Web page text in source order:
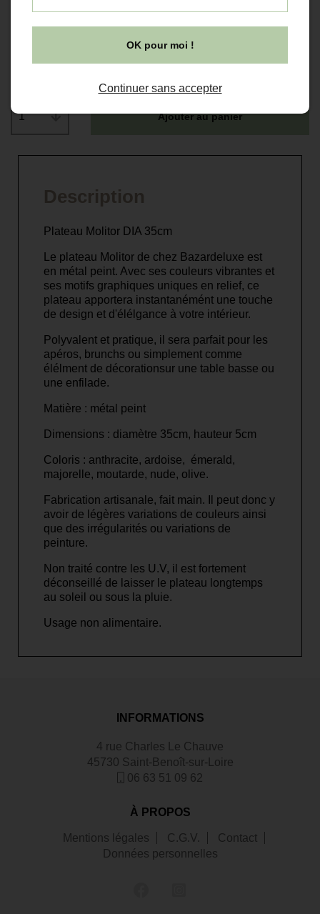
Couleur
1 Ajouter au panier
Description
Plateau Molitor DIA 35cm
Le plateau Molitor de chez Bazardeluxe est
en métal peint. Avec ses couleurs vibrantes et
ses motifs graphiques uniques en relief, ce
plateau apportera instantanémént une touche
de design et d'élélgance à votre intérieur.
Polyvalent et pratique, il sera parfait pour les
apéros, brunchs ou simplement comme
élélment de décorationsur une table basse ou
une enfilade.
Matière : métal peint
Dimensions : diamètre 35cm, hauteur 5cm
Coloris : anthracite, ardoise, émerald,
majorelle, moutarde, nude, olive.
Fabrication artisanale, fait main. Il peut donc y
avoir de légères variations de couleurs ainsi
que des irrégularités ou variations de
peinture.
Non traité contre les U.V, il est fortement
déconseillé de laisser le plateau longtemps
au soleil ou sous la pluie.
Usage non alimentaire.
INFORMATIONS
4 rue Charles Le Chauve
45730 Saint-Benoît-sur-Loire
06 63 51 09 62
À PROPOS
Mentions légales C.G.V.
Contact
Données personnelles
OK pour moi !
Continuer sans accepter